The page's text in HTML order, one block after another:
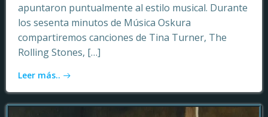
apuntaron puntualmente al estilo musical. Durante
los sesenta minutos de Música Oskura
compartiremos canciones de Tina Turner, The
Rolling Stones, […]
Leer más..